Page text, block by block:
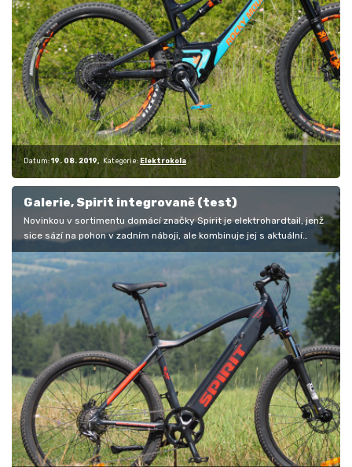
Datum: 19. 08. 2019 Kategorie: Elektrokola
Galerie, Spirit integrovaně (test)
Novinkou v sortimentu domácí značky Spirit je elektrohardtail, jenž
sice sází na pohon v zadním náboji, ale kombinuje jej s aktuální…